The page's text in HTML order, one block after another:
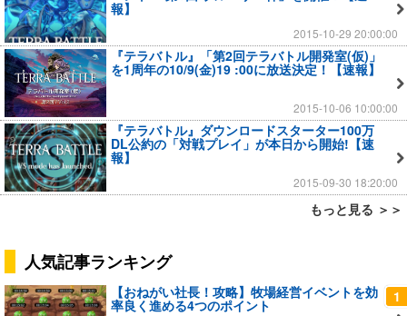
報】
2015-10-29 20:00:00
『テラバトル』「第2回テラバトル開発室(仮)」
を1周年の10/9(金)19 :00に放送決定！【速報】
2015-10-06 10:00:00
『テラバトル』ダウンロードスターター100万
DL公約の「対戦プレイ」が本日から開始!【速
報】
2015-09-30 18:20:00
もっと見る ＞＞
人気記事ランキング
1
【おねがい社長！攻略】牧場経営イベントを効
率良く進める4つのポイント